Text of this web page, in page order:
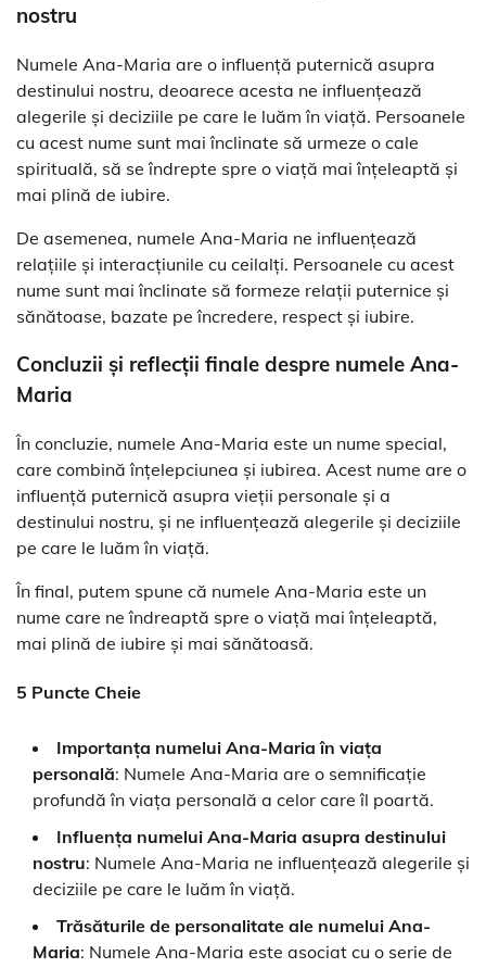
nostru
Numele Ana-Maria are o influență puternică asupra
destinului nostru, deoarece acesta ne influențează
alegerile și deciziile pe care le luăm în viață. Persoanele
cu acest nume sunt mai înclinate să urmeze o cale
spirituală, să se îndrepte spre o viață mai înțeleaptă și
mai plină de iubire.
De asemenea, numele Ana-Maria ne influențează
relațiile și interacțiunile cu ceilalți. Persoanele cu acest
nume sunt mai înclinate să formeze relații puternice și
sănătoase, bazate pe încredere, respect și iubire.
Concluzii și reflecții finale despre numele Ana-
Maria
În concluzie, numele Ana-Maria este un nume special,
care combină înțelepciunea și iubirea. Acest nume are o
influență puternică asupra vieții personale și a
destinului nostru, și ne influențează alegerile și deciziile
pe care le luăm în viață.
În final, putem spune că numele Ana-Maria este un
nume care ne îndreaptă spre o viață mai înțeleaptă,
mai plină de iubire și mai sănătoasă.
5 Puncte Cheie
Importanța numelui Ana-Maria în viața
personală: Numele Ana-Maria are o semnificație
profundă în viața personală a celor care îl poartă.
Influența numelui Ana-Maria asupra destinului
nostru: Numele Ana-Maria ne influențează alegerile și
deciziile pe care le luăm în viață.
Trăsăturile de personalitate ale numelui Ana-
Maria: Numele Ana-Maria este asociat cu o serie de